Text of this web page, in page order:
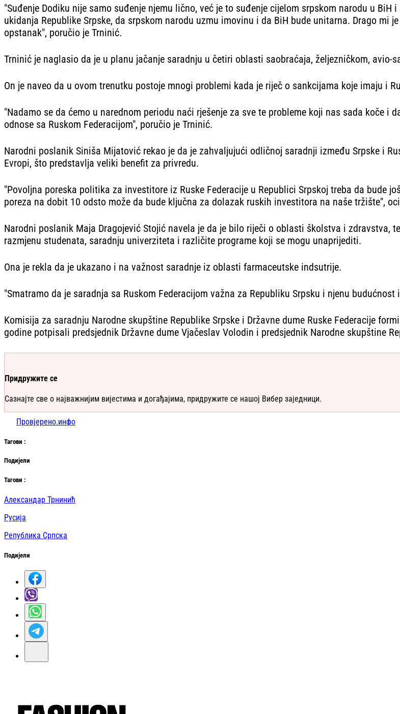
"Suđenje Dodiku nije samo suđenje njemu lično, već je to suđenje cijelom srpskom narodu u
ukidanja Republike Srpske, da srpskom narodu uzmu imovinu i da BiH bude unitarna. Drago
opstanak", poručio je Trninić.
Trninić je naglasio da je u planu jačanje saradnju u četiri oblasti saobraćaja, željezničkom, avio-
On je naveo da u ovom trenutku postoje mnogi problemi kada je riječ o sankcijama koje imaju i
"Nadamo se da ćemo u narednom periodu naći rješenje za sve te probleme koji nas sada koče
odnose sa Ruskom Federacijom", poručio je Trninić.
Narodni poslanik Siniša Mijatović rekao je da je zahvaljujući odličnoj saradnji između Srpske i
Evropi, što predstavlja veliki benefit za privredu.
"Povoljna poreska politika za investitore iz Ruske Federacije u Republici Srpskoj treba da bude
poreza na dobit 10 odsto može da bude ključna za dolazak ruskih investitora na naše tržište",
Narodni poslanik Maja Dragojević Stojić navela je da je bilo riječi o oblasti školstva i zdravstva,
razmjenu studenata, saradnju univerziteta i različite programe koji se mogu unaprijediti.
Ona je rekla da je ukazano i na važnost saradnje iz oblasti farmaceutske indsutrije.
"Smatramo da je saradnja sa Ruskom Federacijom važna za Republiku Srpsku i njenu
Komisija za saradnju Narodne skupštine Republike Srpske i Državne dume Ruske Federacije
godine potpisali predsjednik Državne dume Vjačeslav Volodin i predsjednik Narodne skupštine
Придружите се
Сазнајте све о најважнијим вијестима и догађајима, придружите се нашој Вибер заједници.
Провјерено.инфо
Тагови :
Подијели
Тагови :
Александар Трнинић
Русија
Република Српска
Подијели